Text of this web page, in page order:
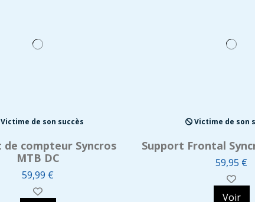
Victime de son succès
de compteur Syncros
MTB DC
59,99 €
Victime de son
Support Frontal
59,95 €
Voir